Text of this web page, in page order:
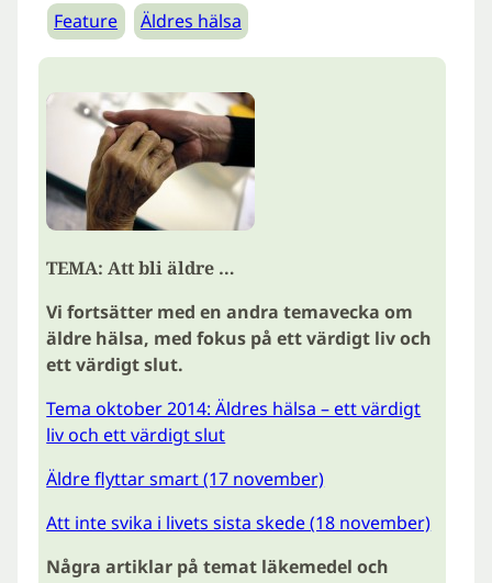
Feature Äldres hälsa
TEMA: Att bli äldre …
Vi fortsätter med en andra temavecka om
äldre hälsa, med fokus på ett värdigt liv och
ett värdigt slut.
Tema oktober 2014: Äldres hälsa – ett värdigt
liv och ett värdigt slut
Äldre flyttar smart (17 november)
Att inte svika i livets sista skede (18 november)
Några artiklar på temat läkemedel och